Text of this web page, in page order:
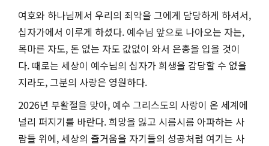
여호와 하나님께서 우리의 죄악을 그에게 담당하게 하셔서,
십자가에서 이루게 하셨다. 예수님 앞으로 나아오는 자는,
목마른 자도, 돈 없는 자도 값없이 와서 은총을 입을 것이
다. 때로는 세상이 예수님의 십자가 희생을 감당할 수 없을
지라도, 그분의 사랑은 영원하다.
2026년 부활절을 맞아, 예수 그리스도의 사랑이 온 세계에
널리 퍼지기를 바란다. 희망을 잃고 시름시름 아파하는 사
람들 위에, 세상의 즐거움을 자기들의 성공처럼 여기는 사